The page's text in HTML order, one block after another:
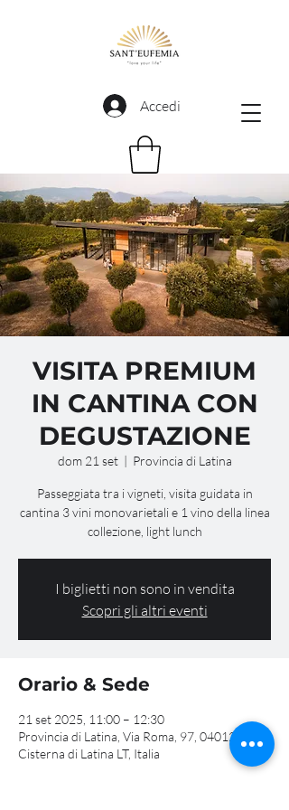
Accedi
VISITA PREMIUM
IN CANTINA CON
DEGUSTAZIONE
dom 21 set
  |
Provincia di Latina
Passeggiata tra i vigneti, visita guidata in
cantina 3 vini monovarietali e 1 vino della linea
collezione, light lunch
I biglietti non sono in vendita
Scopri gli altri eventi
Orario & Sede
21 set 2025, 11:00 – 12:30
Provincia di Latina, Via Roma, 97, 04012
Cisterna di Latina LT, Italia